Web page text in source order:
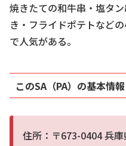
焼きたての和牛串・塩タ
き・フライドポテトなど
で人気がある。
このSA（PA）の基本情報
住所：〒673-0404 兵